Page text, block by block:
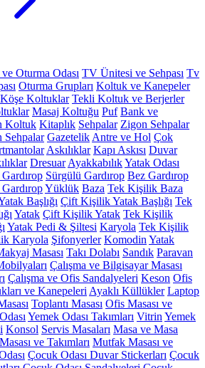
Oturma Odası TV Ünitesi ve Sehpası Tv
Oturma Grupları Koltuk ve Kanepeler
Köşe Koltuklar Tekli Koltuk ve Berjerler
Masaj Koltuğu Puf Bank ve
Koltuk Kitaplık Sehpalar Zigon Sehpalar
Sehpalar Gazetelik Antre ve Hol Çok
Askılıklar Kapı Askısı Duvar
Dresuar AyakkabılıkYatak Odası
Sürgülü Gardırop Bez Gardırop
Yüklük Baza Tek Kişilik Baza
Başlığı Çift Kişilik Yatak Başlığı Tek
Yatak Çift Kişilik Yatak Tek Kişilik
Yatak Pedi & Şiltesi Karyola Tek Kişilik
Karyola Şifonyerler Komodin Yatak
Masası Takı Dolabı Sandık Paravan
Çalışma ve Bilgisayar Masası
Çalışma ve Ofis Sandalyeleri Keson Ofis
ve Kanepeleri Ayaklı Küllükler Laptop
Toplantı Masası Ofis Masası ve
Yemek Odası Takımları Vitrin Yemek
Konsol Servis Masaları Masa ve Masa
ve Takımları Mutfak Masası ve
Çocuk Odası Duvar Stickerları Çocuk